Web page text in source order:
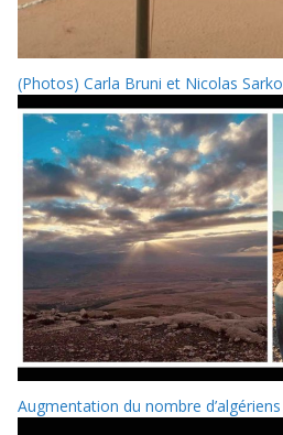
(Photos) Carla Bruni et Nicolas
Augmentation du nombre